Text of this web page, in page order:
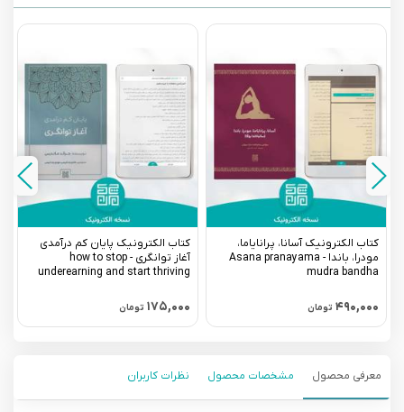
کتاب الکترونیک آسانا، پرانایاما،
مودرا، باندا - Asana pranayama
mudra bandha
۴۹۰,۰۰۰ تومان
کتاب الکترونیک پایان کم درآمدی
آغاز توانگری - how to stop
underearning and start thriving
۱۷۵,۰۰۰ تومان
معرفی محصول مشخصات محصول نظرات کاربران